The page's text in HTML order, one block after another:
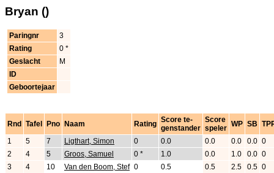
Bryan ()
Paringnr
3
Rating
0 *
Geslacht
M
ID
Geboortejaar
Rnd Tafel Pno Naam Rating Score te-
genstander
Score
speler WP SB
1
5 7 Ligthart, Simon 0 0.0 0.0 0.0 0.0 0
2
4 5 Groos, Samuel 0 * 1.0 0.0 1.0 0.0 0
3
4 10 Van den Boom, Stef 0 0.5 0.5 2.5 0.5 0